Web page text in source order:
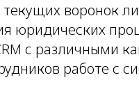
воронок
юридических
с различными
работе с